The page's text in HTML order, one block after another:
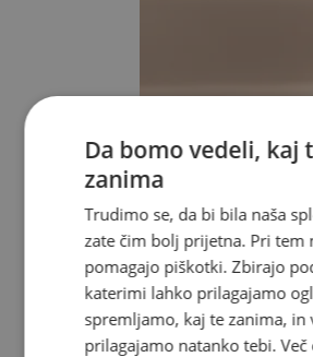
Da bomo vedeli, kaj
zanima
Trudimo se, da bi bila naša
zate čim bolj prijetna. Pri tem
pomagajo piškotki. Zbirajo
katerimi lahko prilagajamo
spremljamo, kaj te zanima, in
prilagajamo natanko tebi. Več